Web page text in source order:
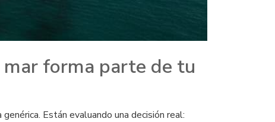
forma parte de tu
Están evaluando una decisión real: